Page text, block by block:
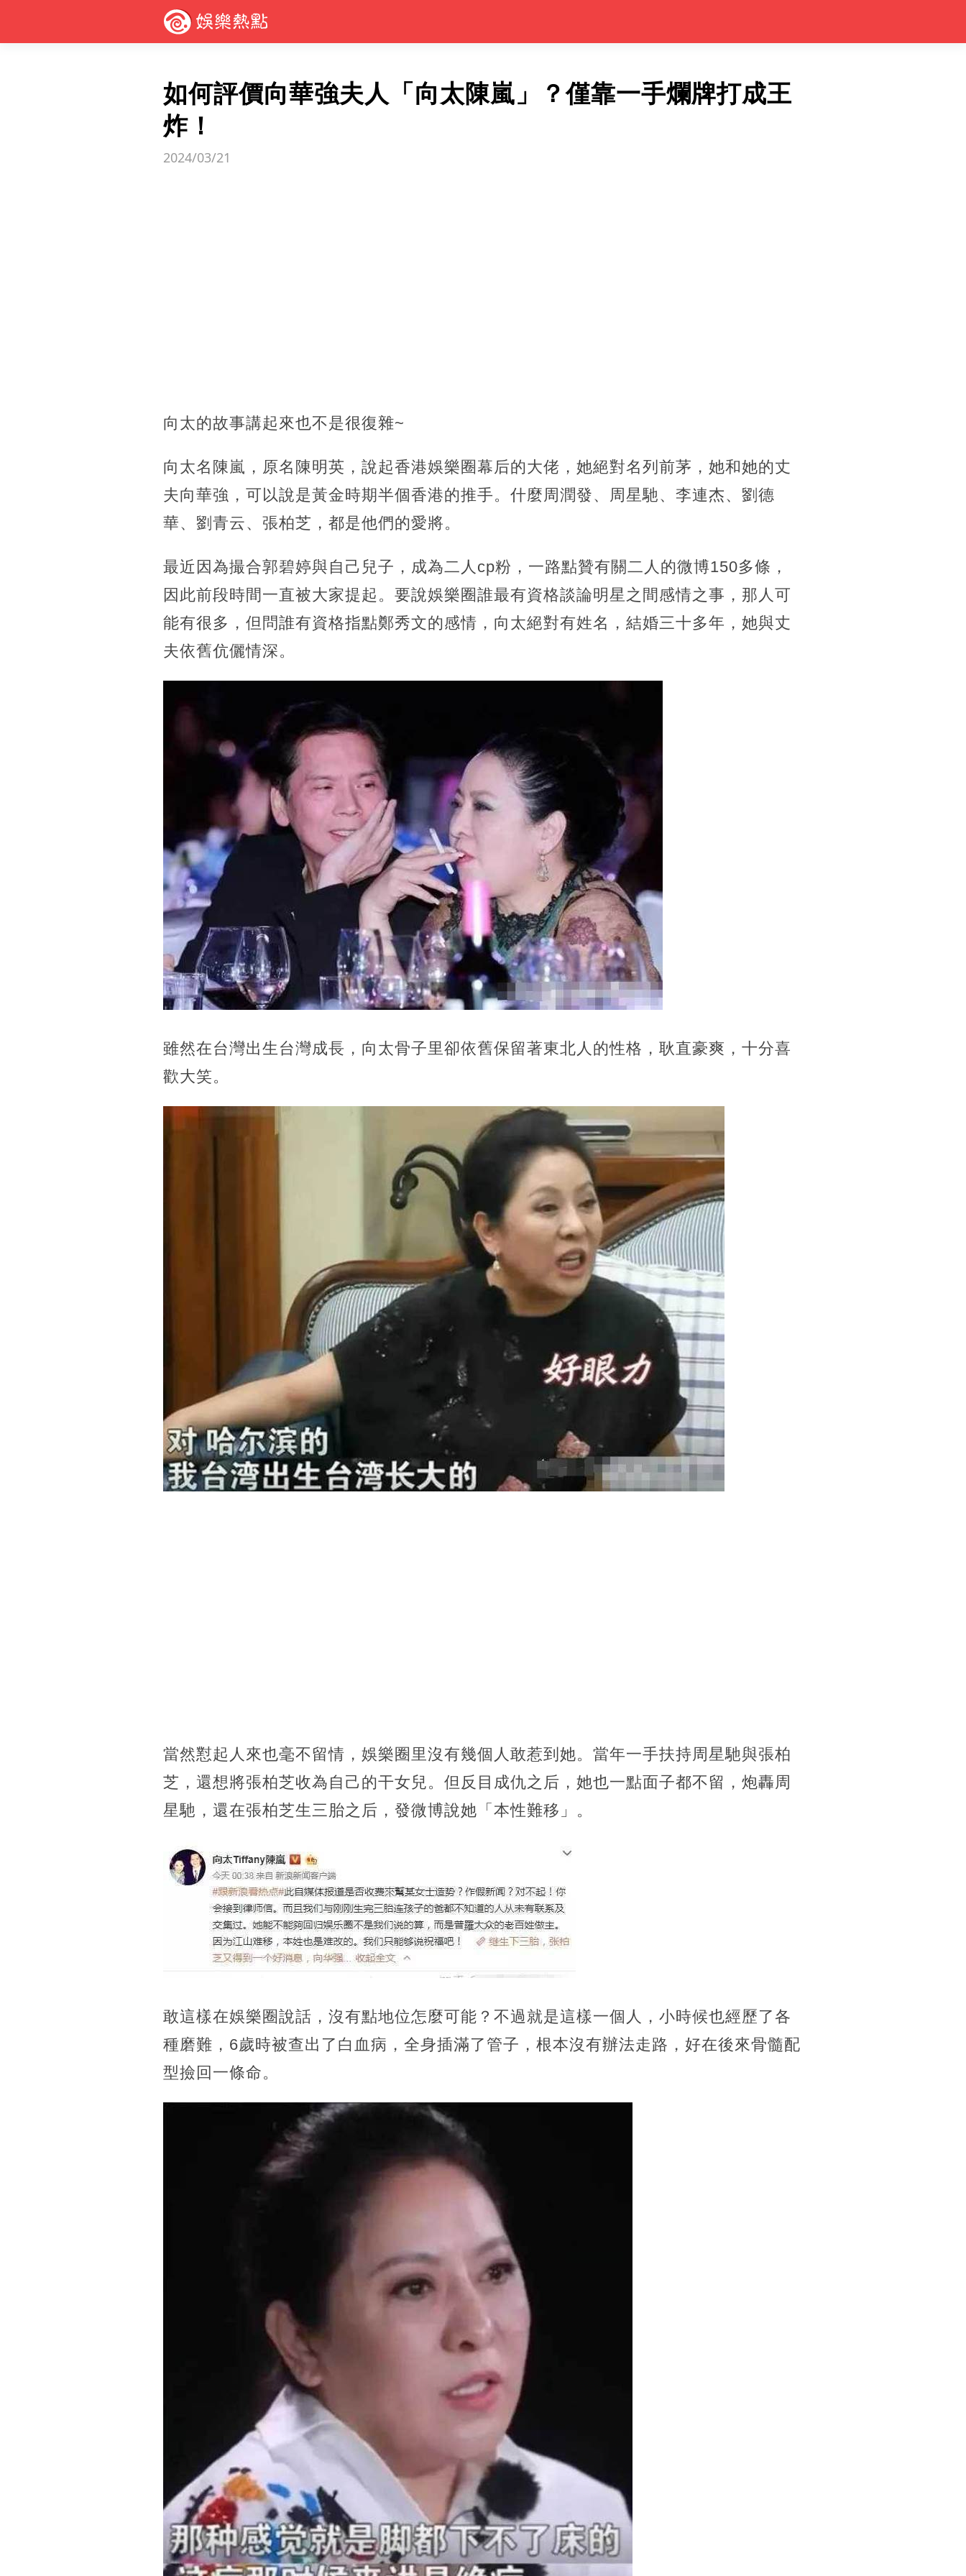
如何評價向華強夫人「向太陳嵐」？僅靠一手爛牌打成王
炸！
2024/03/21
向太的故事講起來也不是很復雜~
向太名陳嵐，原名陳明英，說起香港娛樂圈幕后的大佬，她絕對名列前茅，她和她的丈
夫向華強，可以說是黃金時期半個香港的推手。什麼周潤發、周星馳、李連杰、劉德
華、劉青云、張柏芝，都是他們的愛將。
最近因為撮合郭碧婷與自己兒子，成為二人cp粉，一路點贊有關二人的微博150多條，
因此前段時間一直被大家提起。要說娛樂圈誰最有資格談論明星之間感情之事，那人可
能有很多，但問誰有資格指點鄭秀文的感情，向太絕對有姓名，結婚三十多年，她與丈
夫依舊伉儷情深。
雖然在台灣出生台灣成長，向太骨子里卻依舊保留著東北人的性格，耿直豪爽，十分喜
歡大笑。
當然懟起人來也毫不留情，娛樂圈里沒有幾個人敢惹到她。當年一手扶持周星馳與張柏
芝，還想將張柏芝收為自己的干女兒。但反目成仇之后，她也一點面子都不留，炮轟周
星馳，還在張柏芝生三胎之后，發微博說她「本性難移」。
敢這樣在娛樂圈說話，沒有點地位怎麼可能？不過就是這樣一個人，小時候也經歷了各
種磨難，6歲時被查出了白血病，全身插滿了管子，根本沒有辦法走路，好在後來骨髓配
型撿回一條命。